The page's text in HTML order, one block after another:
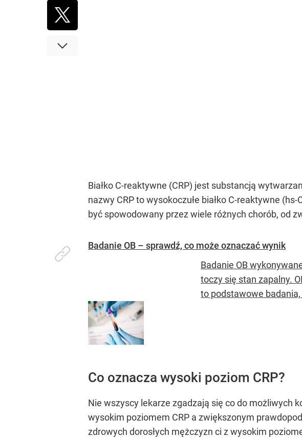
Białko C-reaktywne (CRP) jest substancją
nazwy CRP to wysokoczułe białko C-reaktywne
być spowodowany przez wiele różnych chorób, od
Badanie OB – sprawdź, co może oznaczać wynik
Badanie OB
toczy się stan zapalny.
to podstawowe
Co oznacza wysoki poziom CRP?
Nie wszyscy lekarze zgadzają się co do możliwych
wysokim poziomem CRP a zwiększonym
zdrowych dorosłych mężczyzn ci z wysokim